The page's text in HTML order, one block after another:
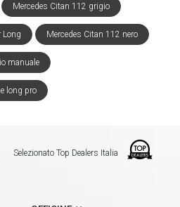
Mercedes Citan 112 grigio
Long Mercedes Citan 112 nero
manuale
long pro
Selezionato Top Dealers Italia